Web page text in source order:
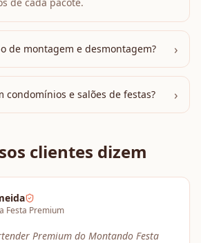
de montagem e desmontagem? ›
condomínios e salões de festas? ›
clientes dizem
Festa Premium
Premium do Montando Festa